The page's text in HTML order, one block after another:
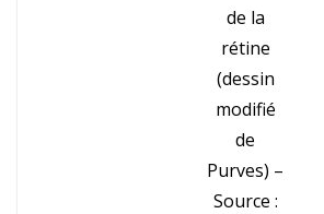
de la
rétine
(dessin
modifié
de
Purves) –
Source :